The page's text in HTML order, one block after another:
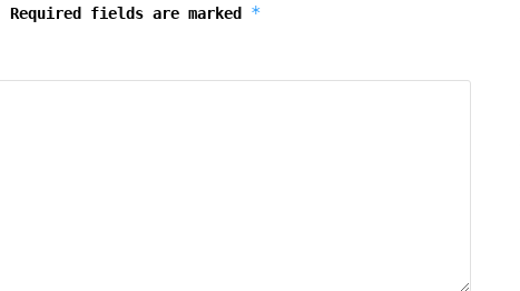
Required fields are marked *